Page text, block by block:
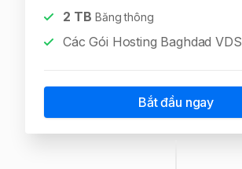
2 TB Băng thông
Các Gói Hosting Baghdad VDS
Bắt đầu ngay